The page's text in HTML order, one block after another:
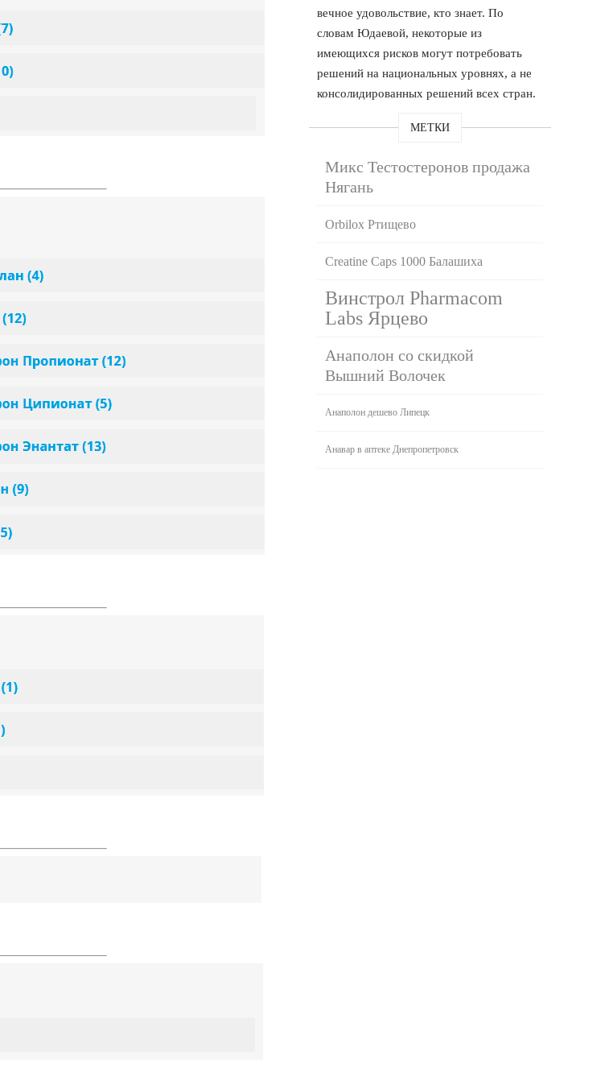
вечное удовольствие, кто знает. По
словам Юдаевой, некоторые из
имеющихся рисков могут потребовать
решений на национальных уровнях, а не
консолидированных решений всех стран.
МЕТКИ
Микс Тестостеронов продажа
Нягань
Orbilox Ртищево
Creatine Caps 1000 Балашиха
Винстрол Pharmacom
Labs Ярцево
Анаполон со скидкой
Вышний Волочек
Анаполон дешево Липецк
Анавар в аптеке Днепропетровск